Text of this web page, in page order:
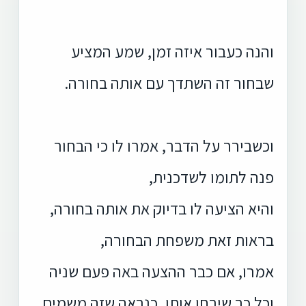
והנה כעבור איזה זמן, שמע המציע
שבחור זה השתדך עם אותה בחורה.
וכשבירר על הדבר, אמרו לו כי הבחור
פנה לתומו לשדכנית,
והיא הציעה לו בדיוק את אותה בחורה,
בראות זאת משפחת הבחורה,
אמרו, אם כבר ההצעה באה פעם שניה